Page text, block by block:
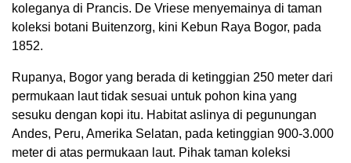
koleganya di Prancis. De Vriese menyemainya di taman
koleksi botani Buitenzorg, kini Kebun Raya Bogor, pada
1852.
Rupanya, Bogor yang berada di ketinggian 250 meter dari
permukaan laut tidak sesuai untuk pohon kina yang
sesuku dengan kopi itu. Habitat aslinya di pegunungan
Andes, Peru, Amerika Selatan, pada ketinggian 900-3.000
meter di atas permukaan laut. Pihak taman koleksi